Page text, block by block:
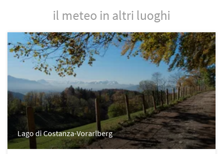
il meteo in altri luoghi
Lago di Costanza-Vorarlberg